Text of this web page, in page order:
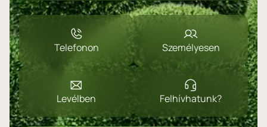
Telefonon Személyesen
Levélben Felhívhatunk?